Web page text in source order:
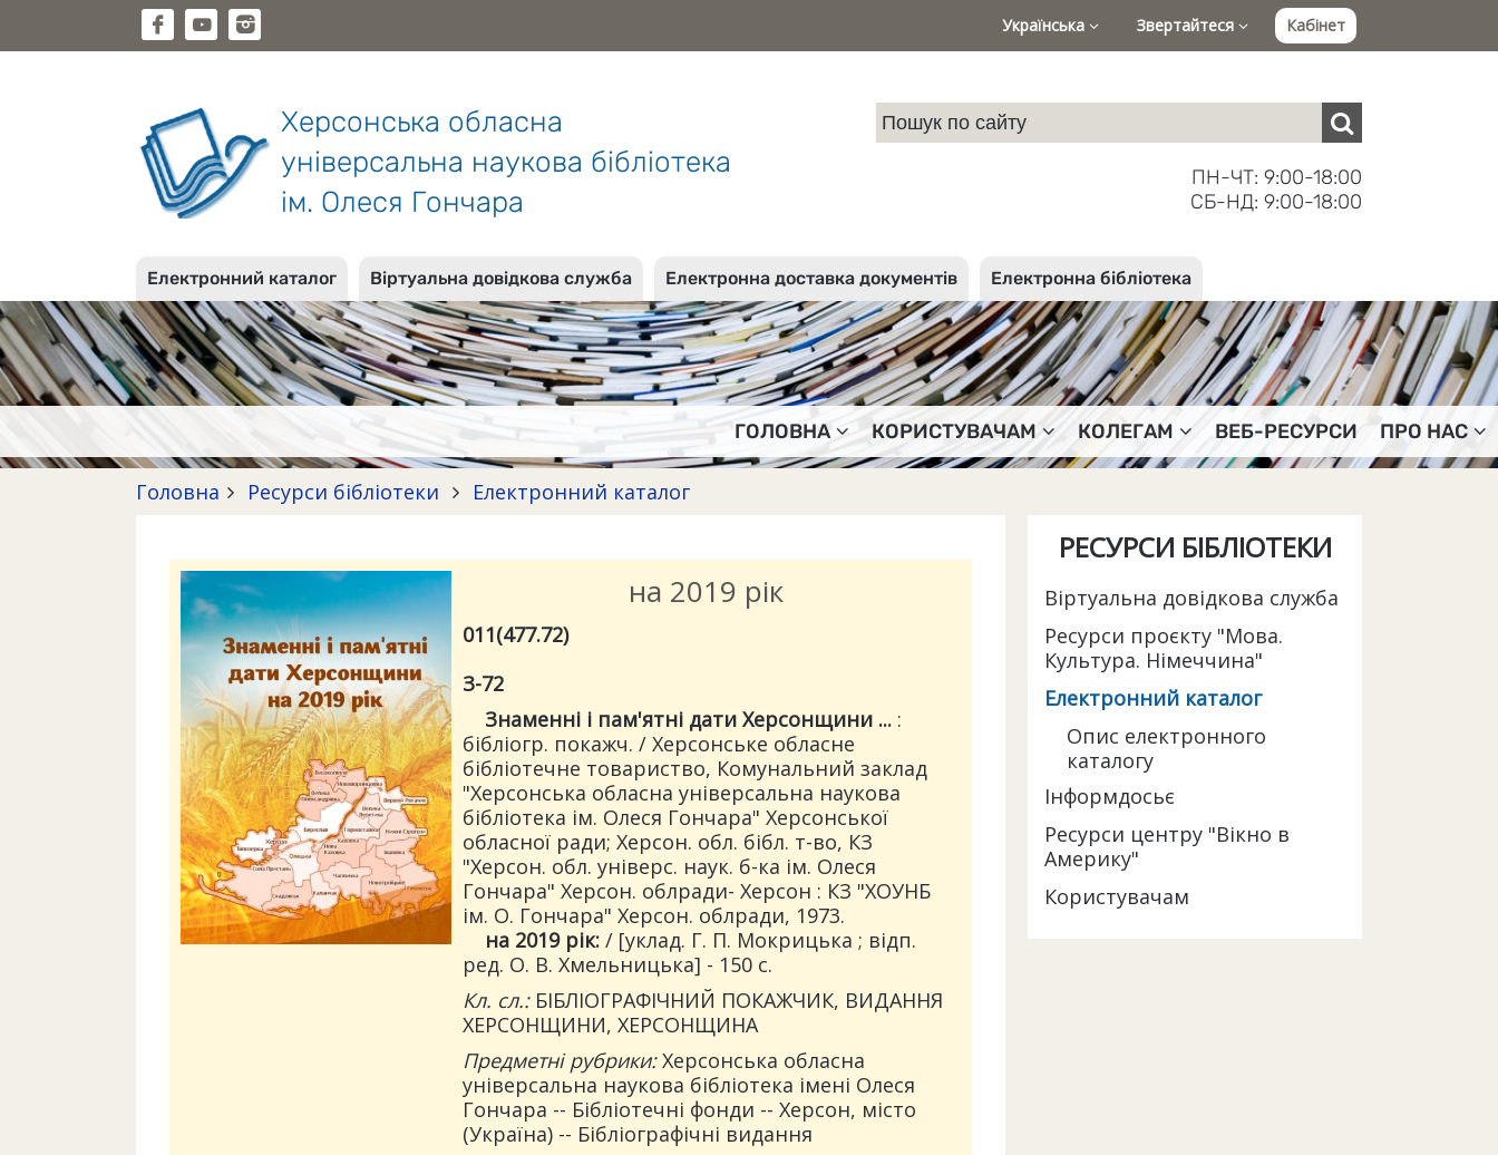
Українська Звертайтеся Кабінет
Херсонська обласна
універсальна наукова бібліотека
ім. Олеся Гончара
ПН-ЧТ: 9:00-18:00
СБ-НД: 9:00-18:00
Електронний каталог Віртуальна довідкова служба Електронна доставка документів Електронна бібліотека
ГОЛОВНА КОРИСТУВАЧАМ КОЛЕГАМ ВЕБ-РЕСУРСИ ПРО НАС
Головна Ресурси бібліотеки Електронний каталог
на 2019 рік
011(477.72)
З-72
Знаменні і пам'ятні дати Херсонщини ...:
бібліогр. покажч. / Херсонське обласне
бібліотечне товариство, Комунальний заклад
"Херсонська обласна універсальна наукова
бібліотека ім. Олеся Гончара" Херсонської
обласної ради; Херсон. обл. бібл. т-во, КЗ
"Херсон. обл. універс. наук. б-ка ім. Олеся
Гончара" Херсон. облради- Херсон : КЗ "ХОУНБ
ім. О. Гончара" Херсон. облради, 1973.
на 2019 рік: / [уклад. Г. П. Мокрицька ; відп.
ред. О. В. Хмельницька] - 150 с.
Кл. сл.:БІБЛІОГРАФІЧНИЙ ПОКАЖЧИК, ВИДАННЯ
ХЕРСОНЩИНИ, ХЕРСОНЩИНА
Предметні рубрики:Херсонська обласна
універсальна наукова бібліотека імені Олеся
Гончара -- Бібліотечні фонди -- Херсон, місто
(Україна) -- Бібліографічні видання
РЕСУРСИ БІБЛІОТЕКИ
Віртуальна довідкова служба
Ресурси проєкту "Мова.
Культура. Німеччина"
Електронний каталог
Опис електронного
каталогу
Інформдосьє
Ресурси центру "Вікно в
Америку"
Користувачам